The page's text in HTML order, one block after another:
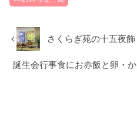
さくらぎ苑の十五夜飾
誕生会行事食にお赤飯と卵・